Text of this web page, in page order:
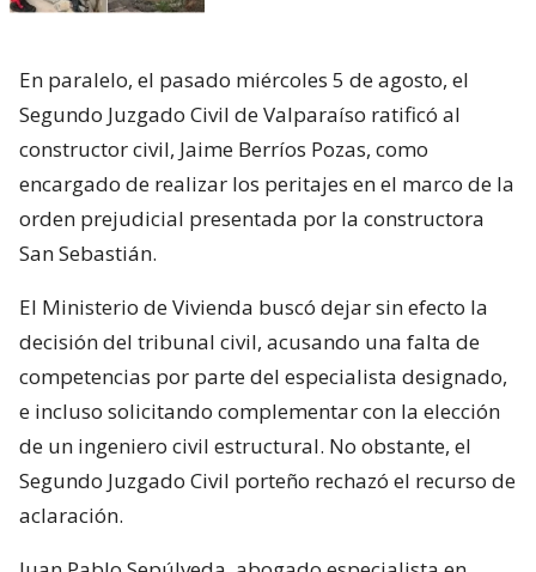
En paralelo, el pasado miércoles 5 de agosto, el
Segundo Juzgado Civil de Valparaíso ratificó al
constructor civil, Jaime Berríos Pozas, como
encargado de realizar los peritajes en el marco de la
orden prejudicial presentada por la constructora
San Sebastián.
El Ministerio de Vivienda buscó dejar sin efecto la
decisión del tribunal civil, acusando una falta de
competencias por parte del especialista designado,
e incluso solicitando complementar con la elección
de un ingeniero civil estructural. No obstante, el
Segundo Juzgado Civil porteño rechazó el recurso de
aclaración.